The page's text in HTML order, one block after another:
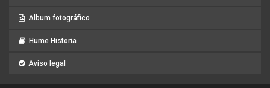
Album fotográfico
Hume Historia
Aviso legal